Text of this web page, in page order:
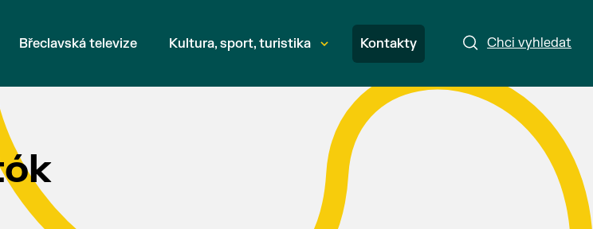
Chci vyhledat
Břeclavská televize Kultura, sport, turistika Kontakty